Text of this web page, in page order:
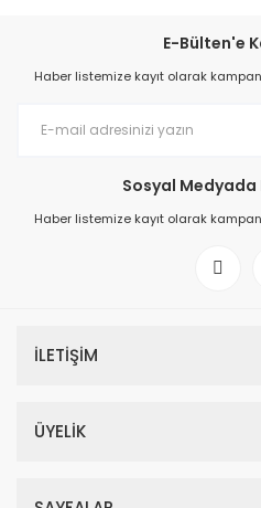
E-Bülten'e
Haber listemize kayıt olarak
Sosyal Medyada
Haber listemize kayıt olarak
İLETİŞİM
ÜYELİK